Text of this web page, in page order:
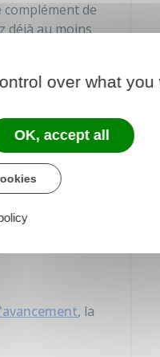
complément de
déjà au moins
versée en
et de votre
sur votre
sont plus
, la
over what you
OK, accept all